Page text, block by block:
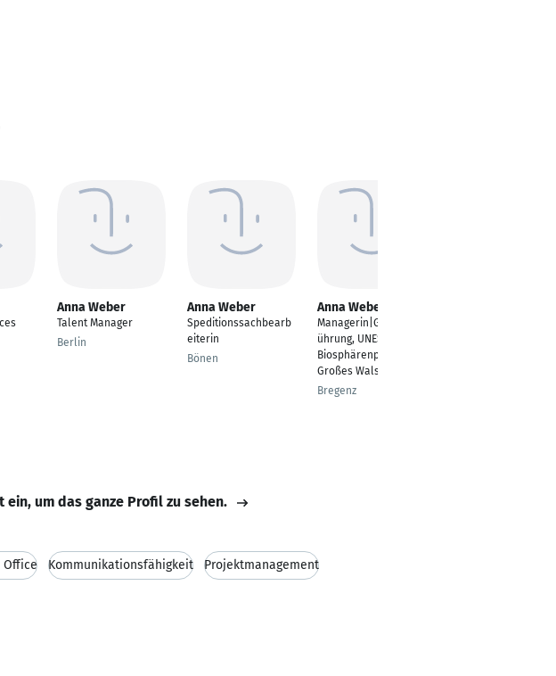
Anna Weber
Talent Manager
Berlin
Anna Weber
Speditionssachbearb
eiterin
Bönen
Anna Weber
Managerin|Geschäftsf
ührung, UNESCO
Biosphärenpark
Großes Walsertal
Bregenz
ein, um das ganze Profil zu sehen.
Office Kommunikationsfähigkeit Projektmanagement